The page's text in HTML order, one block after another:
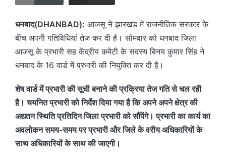
धनबाद(DHANBAD): आजसू ने झारखंड में राजनीतिक सरकार के
बीच अपनी गतिविधियां तेज कर दी है। सोमवार को धनबाद जिला
आजसू के प्रभारी सह केंद्रीय कमेटी के सदस्य बिनय कुमार सिंह ने
धनबाद के 16 वार्ड में प्रभारी की नियुक्ति कर दी है।
शेष वार्ड में प्रभारी की सूची बनाने की प्रक्रिया तेज गति से चल रही
है। चयनित प्रभारी को निर्देश दिया गया है कि अपने अपने क्षेत्र की
अद्यतन स्थिति प्रतिदिन जिला प्रभारी को सौंपेंगे। प्रभारी का कार्य का
अवलोकन समय-समय पर प्रभारी और जिले के वरीय अधिकारियों के
साथ अधिकारियों के साथ की जाएगी।